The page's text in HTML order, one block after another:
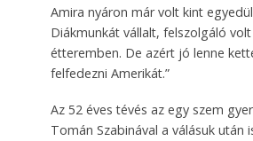
Amira nyáron már volt kint
Diákmunkát vállalt, felszolgáló
étteremben. De azért jó lenne
felfedezni Amerikát.”
Az 52 éves tévés az egy szem
Tomán Szabinával a válásuk után